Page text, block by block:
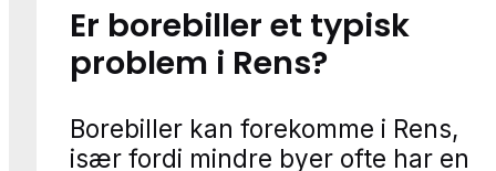
Er borebiller et typisk
problem i Rens?
Borebiller kan forekomme i Rens,
især fordi mindre byer ofte har en